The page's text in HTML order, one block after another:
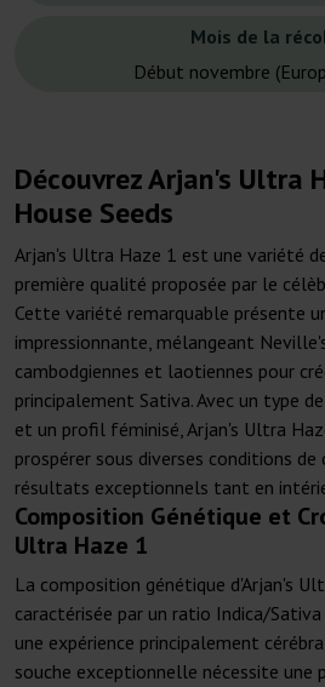
Mois de la
Début novembre
Découvrez Arjan's Ultra
House Seeds
Arjan's Ultra Haze 1 est une variété
première qualité proposée par le
Cette variété remarquable présente
impressionnante, mélangeant
cambodgiennes et laotiennes pour
principalement Sativa. Avec un type
et un profil féminisé, Arjan's Ultra
prospérer sous diverses conditions
résultats exceptionnels tant en
Composition Génétique et
Ultra Haze 1
La composition génétique d'Arjan's
caractérisée par un ratio Indica/
une expérience principalement
souche exceptionnelle nécessite une